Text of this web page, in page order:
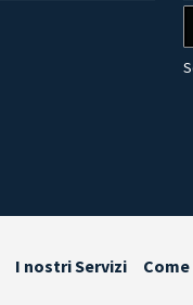
I nostri Servizi